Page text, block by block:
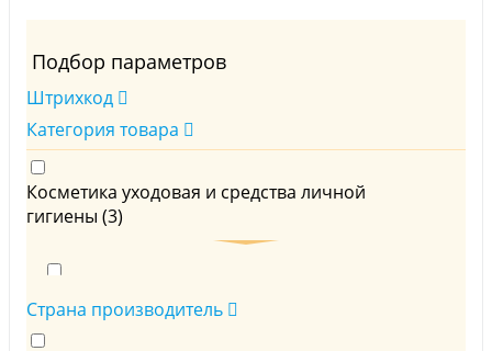
Подбор параметров
Штрихкод
Категория товара
Косметика уходовая и средства личной
гигиены (3)
Страна производитель